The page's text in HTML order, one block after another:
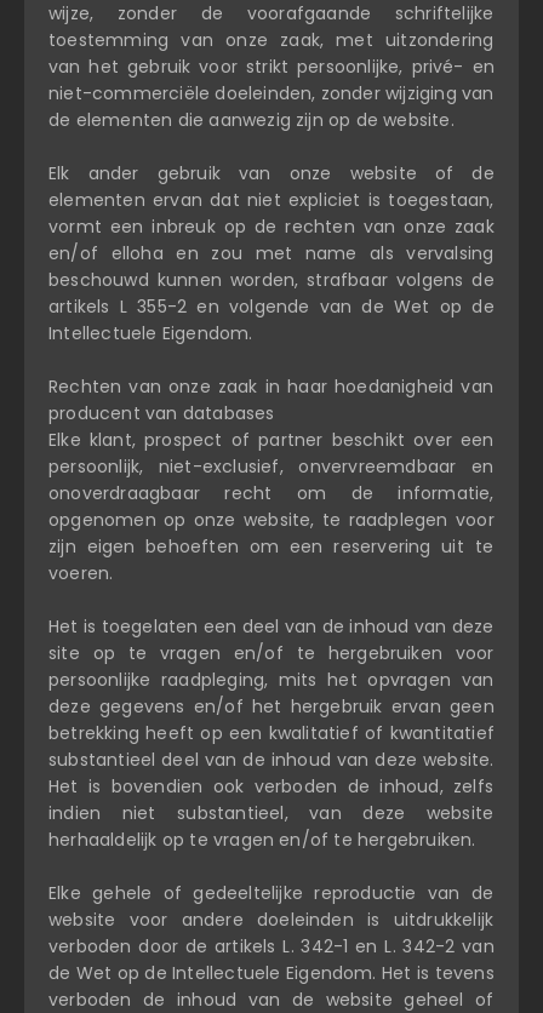
wijze, zonder de voorafgaande schriftelijke
toestemming van onze zaak, met uitzondering
van het gebruik voor strikt persoonlijke, privé- en
niet-commerciële doeleinden, zonder wijziging van
de elementen die aanwezig zijn op de website.
Elk ander gebruik van onze website of de
elementen ervan dat niet expliciet is toegestaan,
vormt een inbreuk op de rechten van onze zaak
en/of elloha en zou met name als vervalsing
beschouwd kunnen worden, strafbaar volgens de
artikels L 355-2 en volgende van de Wet op de
Intellectuele Eigendom.
Rechten van onze zaak in haar hoedanigheid van
producent van databases
Elke klant, prospect of partner beschikt over een
persoonlijk, niet-exclusief, onvervreemdbaar en
onoverdraagbaar recht om de informatie,
opgenomen op onze website, te raadplegen voor
zijn eigen behoeften om een reservering uit te
voeren.
Het is toegelaten een deel van de inhoud van deze
site op te vragen en/of te hergebruiken voor
persoonlijke raadpleging, mits het opvragen van
deze gegevens en/of het hergebruik ervan geen
betrekking heeft op een kwalitatief of kwantitatief
substantieel deel van de inhoud van deze website.
Het is bovendien ook verboden de inhoud, zelfs
indien niet substantieel, van deze website
herhaaldelijk op te vragen en/of te hergebruiken.
Elke gehele of gedeeltelijke reproductie van de
website voor andere doeleinden is uitdrukkelijk
verboden door de artikels L. 342-1 en L. 342-2 van
de Wet op de Intellectuele Eigendom. Het is tevens
verboden de inhoud van de website geheel of